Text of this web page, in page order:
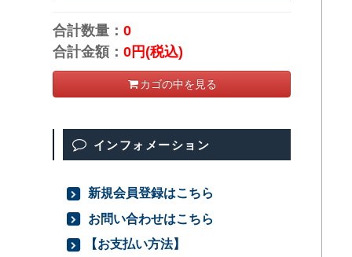
合計数量：0
合計金額：0円(税込)
カゴの中を見る
インフォメーション
新規会員登録はこちら
お問い合わせはこちら
【お支払い方法】